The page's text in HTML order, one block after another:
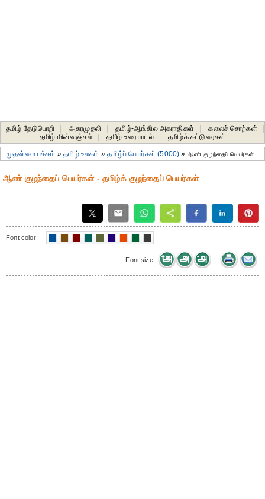
தமிழ் தேடுபொறி அகரமுதலி தமிழ்-ஆங்கில அகராதிகள் கலைச் சொற்கள்
தமிழ் மின்னஞ்சல்
தமிழ் உரையாடல் தமிழ்க் கட்டுரைகள்
முதன்மை பக்கம் »தமிழ் உலகம் »தமிழ்ப் பெயர்கள் (5000) » ஆண் குழந்தைப் பெயர்கள்
ஆண் குழந்தைப் பெயர்கள் - தமிழ்க் குழந்தைப் பெயர்கள்
Font color:
Font size: